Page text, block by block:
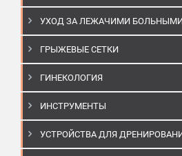
УХОД ЗА ЛЕЖАЧИМИ
ГРЫЖЕВЫЕ СЕТКИ
ГИНЕКОЛОГИЯ
ИНСТРУМЕНТЫ
УСТРОЙСТВА ДЛЯ